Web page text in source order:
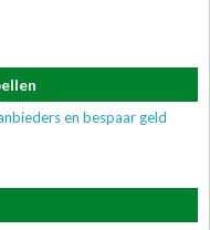
en bespaar geld